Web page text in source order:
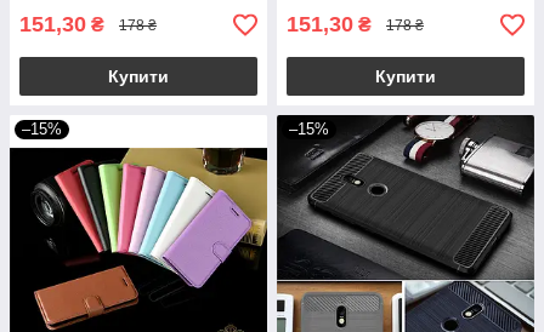
151,30 ₴ 178 ₴
Купити
151,30 ₴ 178 ₴
Купити
–15% –15%